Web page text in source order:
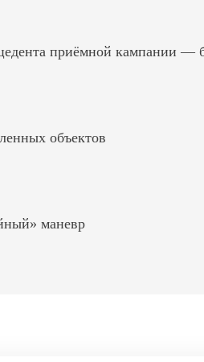
приёмной кампании —
объектов
маневр